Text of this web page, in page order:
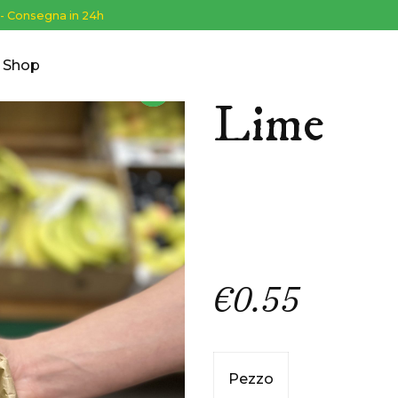
Consegna in 24h
Shop
Lime
€0.55
Pezzo